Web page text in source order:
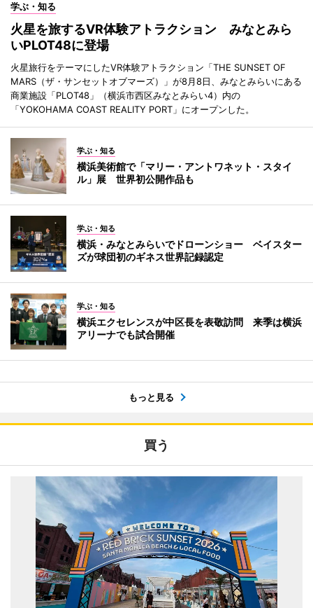
学ぶ・知る
火星を旅するVR体験アトラクション みなとみら
いPLOT48に登場
火星旅行をテーマにしたVR体験アトラクション「THE SUNSET OF
MARS（ザ・サンセットオブマーズ）」が8月8日、みなとみらいにある
商業施設「PLOT48」（横浜市西区みなとみらい4）内の
「YOKOHAMA COAST REALITY PORT」にオープンした。
学ぶ・知る
横浜美術館で「マリー・アントワネット・スタイ
ル」展 世界初公開作品も
学ぶ・知る
横浜・みなとみらいでドローンショー ベイスター
ズが球団初のギネス世界記録認定
学ぶ・知る
横浜エクセレンスが中区長を表敬訪問 来季は横浜
アリーナでも試合開催
もっと見る
買う